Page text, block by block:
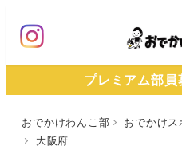
ン
プレミアム部
おでかけわんこ部 おでかけス
大阪府